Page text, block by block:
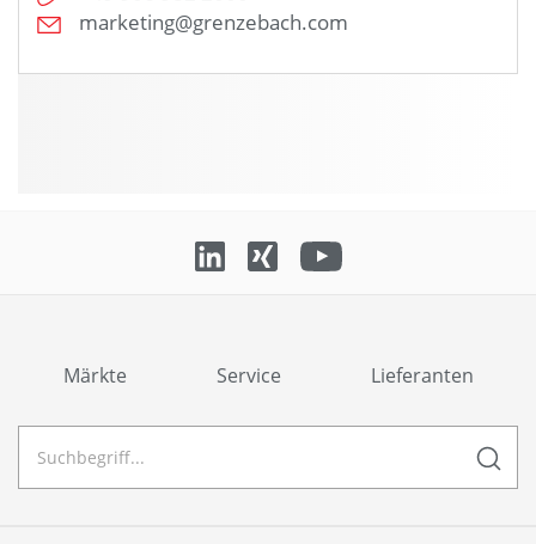
marketing@grenzebach.com
Märkte Service Lieferanten